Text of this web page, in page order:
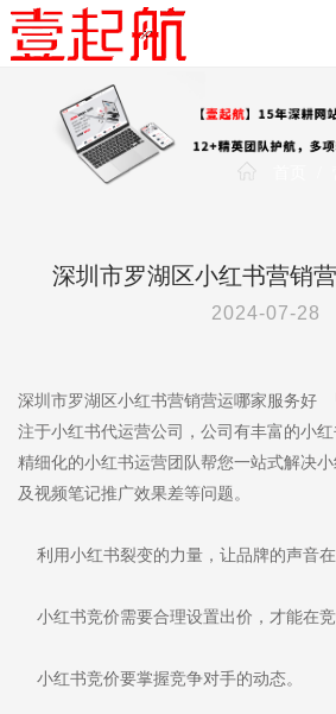
深圳市罗湖区小红书营销
2024-07-28
深圳市罗湖区小红书营销营运哪家服务好
注于小红书代运营公司，公司有丰富的小红
精细化的小红书运营团队帮您一站式解决
及视频笔记推广效果差等问题。
利用小红书裂变的力量，让品牌的声音在
小红书竞价需要合理设置出价，才能在竞
小红书竞价要掌握竞争对手的动态。